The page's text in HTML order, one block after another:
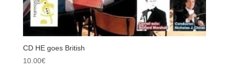
CD HE goes British
10.00€